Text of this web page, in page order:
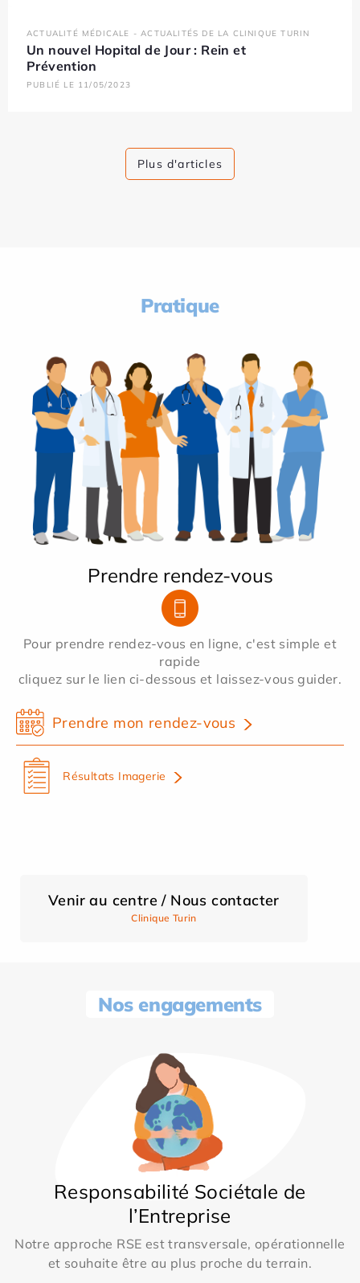
ACTUALITÉ MÉDICALE - ACTUALITÉS DE LA CLINIQUE TURIN
Un nouvel Hopital de Jour : Rein et
Prévention
PUBLIÉ LE 11/05/2023
Plus d'articles
Pratique
Prendre rendez-vous
Pour prendre rendez-vous en ligne, c'est simple et
rapide
cliquez sur le lien ci-dessous et laissez-vous guider.
Prendre mon rendez-vous
Résultats Imagerie
Venir au centre / Nous contacter
Clinique Turin
Nos engagements
Responsabilité Sociétale de
l’Entreprise
Notre approche RSE est transversale, opérationnelle
et souhaite être au plus proche du terrain.